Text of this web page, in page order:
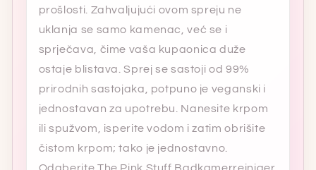
prošlosti. Zahvaljujući ovom spreju ne
uklanja se samo kamenac, već se i
sprječava, čime vaša kupaonica duže
ostaje blistava. Sprej se sastoji od 99%
prirodnih sastojaka, potpuno je veganski i
jednostavan za upotrebu. Nanesite krpom
ili spužvom, isperite vodom i zatim obrišite
čistom krpom; tako je jednostavno.